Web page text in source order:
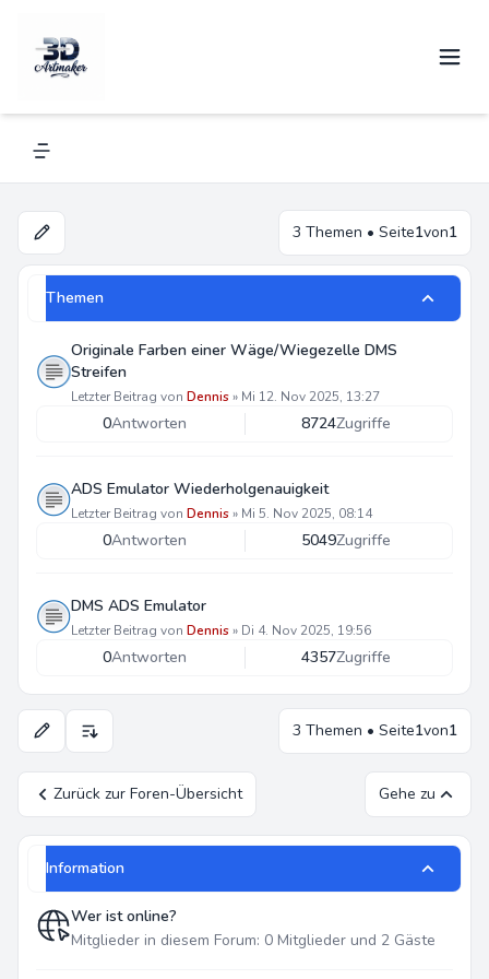
Navigation menu
3 Themen • Seite1von1
Themen
Originale Farben einer Wäge/Wiegezelle DMS
Streifen
Letzter Beitrag von Dennis» Mi 12. Nov 2025, 13:27
0Antworten 8724Zugriffe
ADS Emulator Wiederholgenauigkeit
Letzter Beitrag von Dennis» Mi 5. Nov 2025, 08:14
0Antworten 5049Zugriffe
DMS ADS Emulator
Letzter Beitrag von Dennis» Di 4. Nov 2025, 19:56
0Antworten 4357Zugriffe
Anzeige- und Sortierungs-Einstellungen
3 Themen • Seite1von1
Zurück zur Foren-Übersicht Gehe zu
Information
Wer ist online?
Mitglieder in diesem Forum: 0 Mitglieder und 2 Gäste